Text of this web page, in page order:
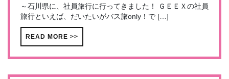
～石川県に、社員旅行に行ってきました！ ＧＥＥＸの社員
旅行といえば、だいたいがバス旅only！で […]
READ MORE >>